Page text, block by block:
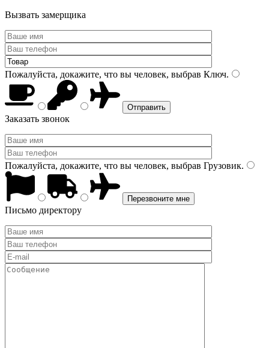
Вызвать замерщика
Пожалуйста, докажите, что вы человек, выбрав Ключ.
Заказать звонок
Пожалуйста, докажите, что вы человек, выбрав Грузовик.
Письмо директору